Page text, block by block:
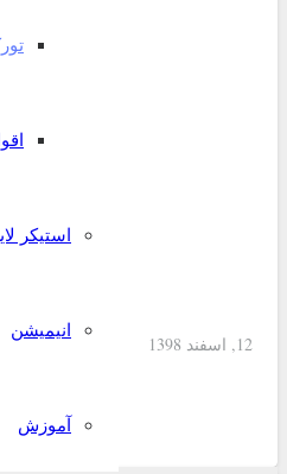
استیکر
انیمیشن
آموزش
12, اسفند 1398